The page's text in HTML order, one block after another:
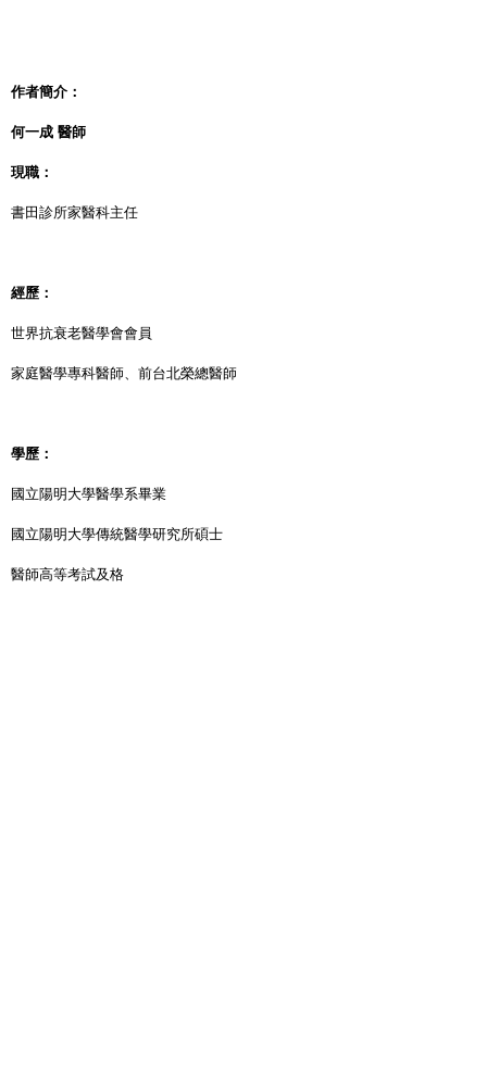
作者簡介：
何一成 醫師
現職：
書田診所家醫科主任
經歷：
世界抗衰老醫學會會員
家庭醫學專科醫師、前台北榮總醫師
學歷：
國立陽明大學醫學系畢業
國立陽明大學傳統醫學研究所碩士
醫師高等考試及格